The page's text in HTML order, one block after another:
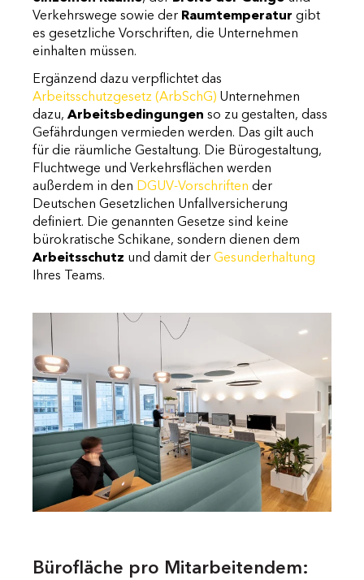
Verkehrswege sowie der Raumtemperatur gibt
es gesetzliche Vorschriften, die Unternehmen
einhalten müssen.
Ergänzend dazu verpflichtet das
Arbeitsschutzgesetz (ArbSchG) Unternehmen
dazu, Arbeitsbedingungen so zu gestalten, dass
Gefährdungen vermieden werden. Das gilt auch
für die räumliche Gestaltung. Die Bürogestaltung,
Fluchtwege und Verkehrsflächen werden
außerdem in den DGUV-Vorschriften der
Deutschen Gesetzlichen Unfallversicherung
definiert. Die genannten Gesetze sind keine
bürokratische Schikane, sondern dienen dem
Arbeitsschutz und damit der Gesunderhaltung
Ihres Teams.
Bürofläche pro Mitarbeitendem: